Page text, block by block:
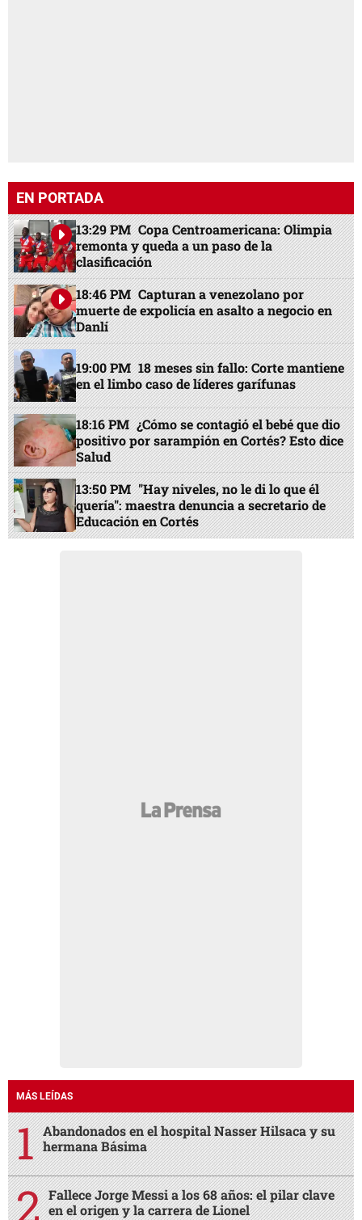
EN PORTADA
13:29 PM Copa Centroamericana: Olimpia
remonta y queda a un paso de la
clasificación
18:46 PM Capturan a venezolano por
muerte de expolicía en asalto a negocio en
Danlí
19:00 PM 18 meses sin fallo: Corte mantiene
en el limbo caso de líderes garífunas
18:16 PM ¿Cómo se contagió el bebé que dio
positivo por sarampión en Cortés? Esto dice
Salud
13:50 PM "Hay niveles, no le di lo que él
quería": maestra denuncia a secretario de
Educación en Cortés
MÁS LEÍDAS
Abandonados en el hospital Nasser Hilsaca y su
hermana Básima
Fallece Jorge Messi a los 68 años: el pilar clave
en el origen y la carrera de Lionel